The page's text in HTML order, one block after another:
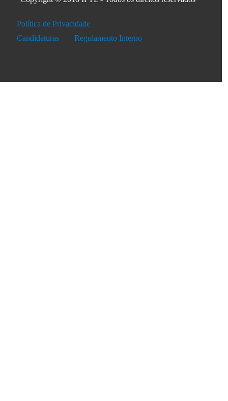
Política de Privacidade
Candidaturas
Regulamento Interno